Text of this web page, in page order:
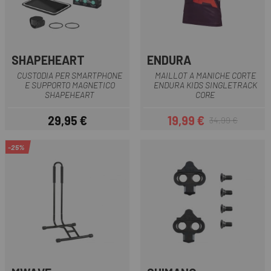
SHAPEHEART
CUSTODIA PER SMARTPHONE
E SUPPORTO MAGNETICO
SHAPEHEART
Prezzo
29,95 €
ENDURA
MAILLOT A MANICHE CORTE
ENDURA KIDS SINGLETRACK
CORE
Prezzo
19,99 €Prezzo base
34,99 €
-25%